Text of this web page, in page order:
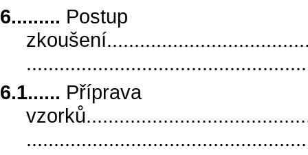
6......... Postup
6.1...... Příprava